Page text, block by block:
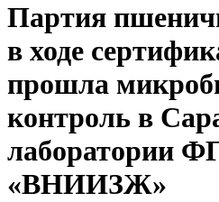
Партия
в ходе
прошла
контроль в
лаборатории
«ВНИИЗЖ»